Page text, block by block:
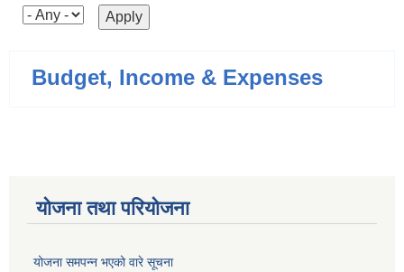
Budget, Income & Expenses
योजना तथा परियोजना
योजना समपन्न भएको वारे सूचना